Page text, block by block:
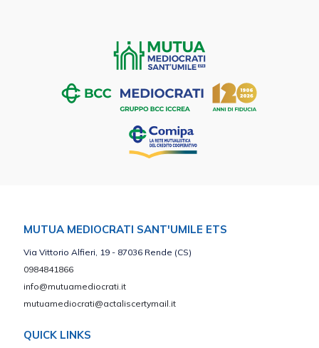
MUTUA MEDIOCRATI SANT'UMILE ETS
Via Vittorio Alfieri, 19 - 87036 Rende (CS)
0984841866
info@mutuamediocrati.it
mutuamediocrati@actaliscertymail.it
QUICK LINKS